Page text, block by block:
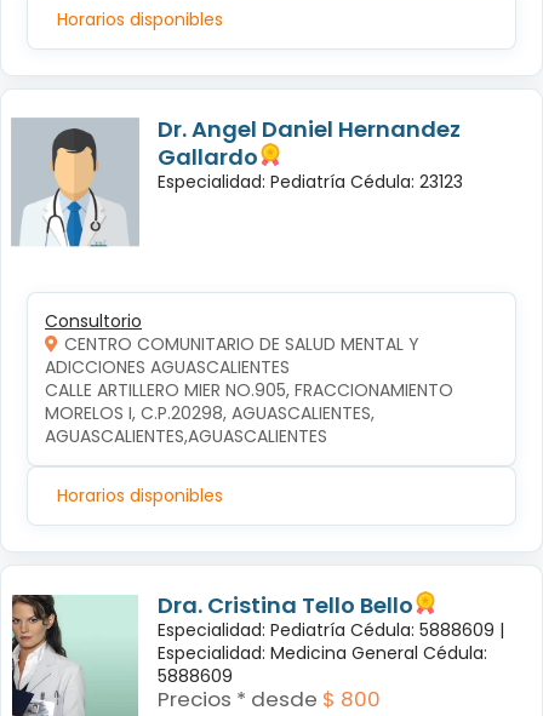
Horarios disponibles
Dr. Angel Daniel Hernandez
Gallardo
Especialidad: Pediatría Cédula: 23123
Consultorio
CENTRO COMUNITARIO DE SALUD MENTAL Y
ADICCIONES AGUASCALIENTES
CALLE ARTILLERO MIER NO.905, FRACCIONAMIENTO
MORELOS I, C.P.20298, AGUASCALIENTES,
AGUASCALIENTES,AGUASCALIENTES
Horarios disponibles
Dra. Cristina Tello Bello
Especialidad: Pediatría Cédula: 5888609 |
Especialidad: Medicina General Cédula:
5888609
Precios * desde $ 800